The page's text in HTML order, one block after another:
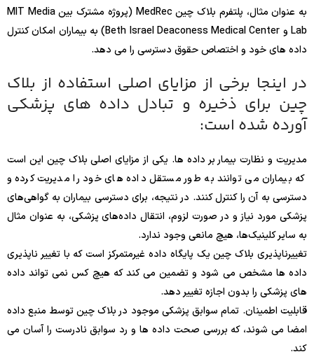
به عنوان مثال، پلتفرم بلاک چین MedRec (پروژه مشترک بین MIT Media
Lab و Beth Israel Deaconess Medical Center) به بیماران امکان کنترل
داده های خود و اختصاص حقوق دسترسی را می دهد.
در اینجا برخی از مزایای اصلی استفاده از بلاک
چین برای ذخیره و تبادل داده های پزشکی
آورده شده است:
مدیریت و نظارت بیمار بر داده ها. یکی از مزایای اصلی بلاک چین این است
که بیماران می توانند به طور مستقل داده های خود را مدیریت کرده و
دسترسی به آن را کنترل کنند. در نتیجه، برای دسترسی بیماران به گواهی‌های
پزشکی مورد نیاز و در صورت لزوم، انتقال داده‌های پزشکی، به عنوان مثال
به سایر کلینیک‌ها، هیچ مانعی وجود ندارد.
تغییرناپذیری بلاک چین یک پایگاه داده غیرمتمرکز است که با تغییر ناپذیری
داده ها مشخص می شود و تضمین می کند که هیچ کس نمی تواند داده
های پزشکی را بدون اجازه تغییر دهد.
قابلیت اطمینان. تمام سوابق پزشکی موجود در بلاک چین توسط منبع داده
امضا می شوند، که بررسی صحت داده ها و رد سوابق نادرست را آسان می
کند.